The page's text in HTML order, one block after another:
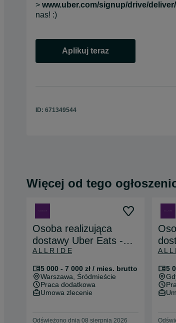
> www.uber.com/signup/drive/
nas! :)
Aplikuj teraz
opens in a new tab
ID: 671349544
Więcej od tego
Osoba realizująca
dostawy Uber Eats -
praca i plecak od
zaraz!
A L L R I D E
5 000 - 7 000 zł / mies. brutto
Warszawa, Śródmieście
Praca dodatkowa
Umowa zlecenie
Odświeżono dnia 08 sierpnia 2026
A L L
5